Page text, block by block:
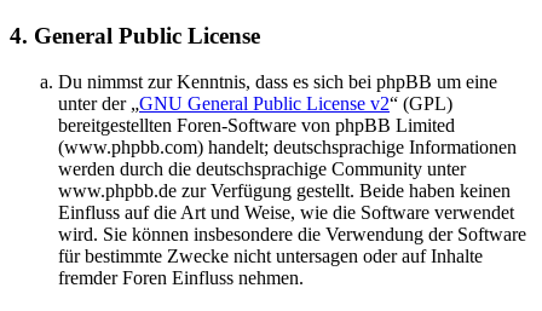
4. General Public License
Du nimmst zur Kenntnis, dass es sich bei phpBB um eine
unter der „GNU General Public License v2“ (GPL)
bereitgestellten Foren-Software von phpBB Limited
(www.phpbb.com) handelt; deutschsprachige Informationen
werden durch die deutschsprachige Community unter
www.phpbb.de zur Verfügung gestellt. Beide haben keinen
Einfluss auf die Art und Weise, wie die Software verwendet
wird. Sie können insbesondere die Verwendung der Software
für bestimmte Zwecke nicht untersagen oder auf Inhalte
fremder Foren Einfluss nehmen.